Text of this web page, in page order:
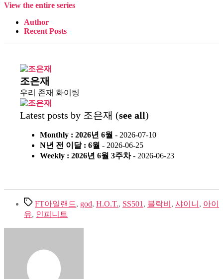
View the entire series
Author
Recent Posts
조은재
우리 존재 화이팅
Latest posts by 조은재 (see all)
Monthly : 2026년 6월 - 2026-07-10
N년 전 이달 : 6월 - 2026-06-25
Weekly : 2026년 6월 3주차- 2026-06-23
TagsFT아일랜드, god, H.O.T., SS501 , 블락비 , 샤이니 , 아이
유, 인피니트